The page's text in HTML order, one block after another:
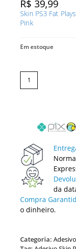
R$ 39,99
Skin PS3 Fat
Pink
Em estoque
Skin
PS3
Fat
Playstation
Pelicula
da
Compra
o dinheiro.
Categoria: